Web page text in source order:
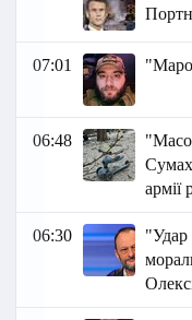
07:01
06:48
06:30